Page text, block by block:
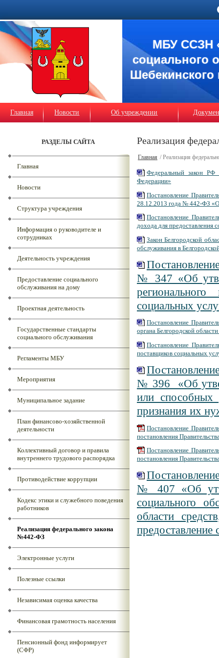
МБУ ССЗН
социального
Шебекинского
Главная Новости Об учреждении
РАЗДЕЛЫ САЙТА
Главная
Новости
Структура учреждения
Информация о руководителе и
сотрудниках
Деятельность учреждения
Предоставление социального
обслуживания на дому
Проектная деятельность
Государственные стандарты
социального обслуживания
Регламенты МБУ
Мероприятия
Муниципальное задание
План финансово-хозяйственной
деятельности
Коллективный договор и правила
внутреннего трудового распорядка
Противодействие коррупции
Кодекс этики и служебного поведения
работников
Реализация федерального закона
№442-ФЗ
Электронные услуги
Полезные ссылки
Независимая оценка качества
Финансовая грамотность населения
Пенсионный фонд информирует
(СФР)
Реализация
Главная / Реализация
Федеральный закон РФ
Федерации»
Постановление
28.12.2013 года № 442-ФЗ
Постановление
дохода для предоставления
Закон Белгородской
обслуживания в
№ 347 «Об
социальных
Постановление
органа Белгородской
Постановление
поставщиков социальных
№ 396 «Об
или способных
признания их
Постановление
постановления
Постановление
постановления
№ 407 «Об
социального
области
предоставление